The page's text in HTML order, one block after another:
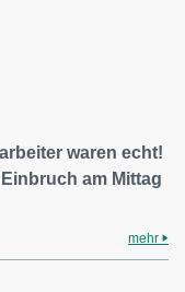
waren echt!
am Mittag
mehr